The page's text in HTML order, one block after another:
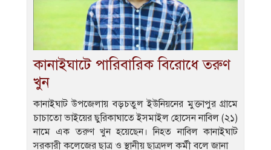
কানাইঘাটে পারিবারিক বিরোধে তরুণ
খুন
কানাইঘাট উপজেলায় বড়চতুল ইউনিয়নের মুক্তাপুর গ্রামে
চাচাতো ভাইয়ের ছুরিকাঘাতে ইসমাইল হোসেন নাবিল (২১)
নামে এক তরুণ খুন হয়েছেন। নিহত নাবিল কানাইঘাট
সরকারী কলেজের ছাত্র ও স্থানীয় ছাত্রদল কর্মী বলে জানা